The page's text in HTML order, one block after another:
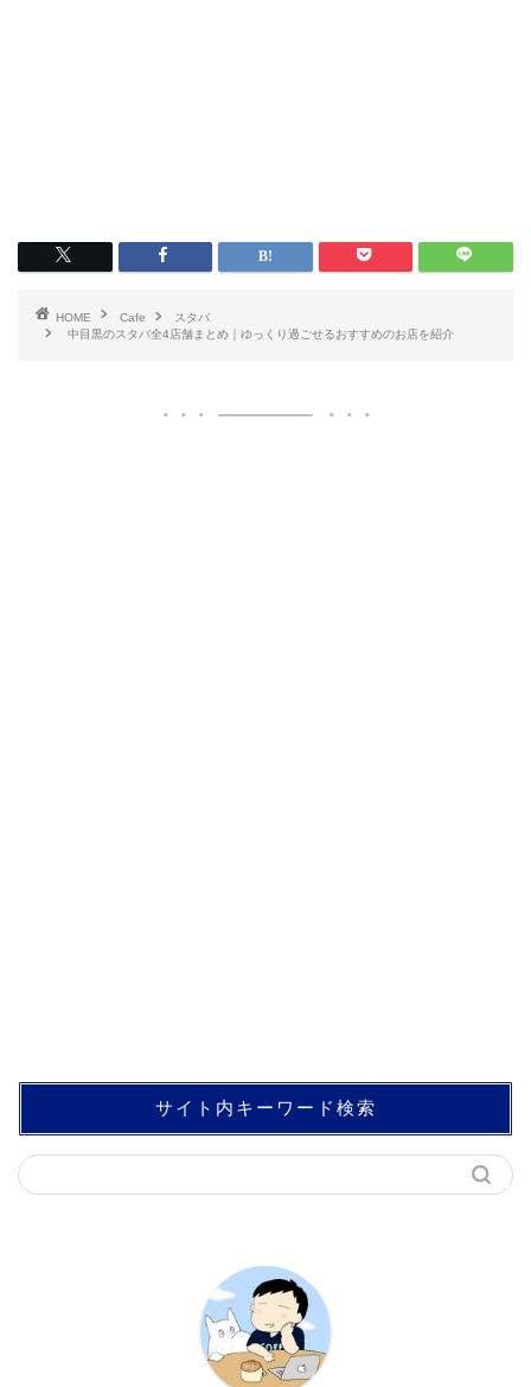
HOME Cafe
スタバ
中目黒のスタバ全4店舗まとめ｜ゆっくり過ごせるおすすめのお店を紹介
サイト内キーワード検索